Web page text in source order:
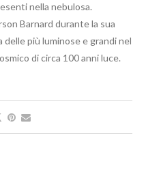
nella nebulosa.
Barnard durante la sua
più luminose e grandi nel
di circa 100 anni luce.